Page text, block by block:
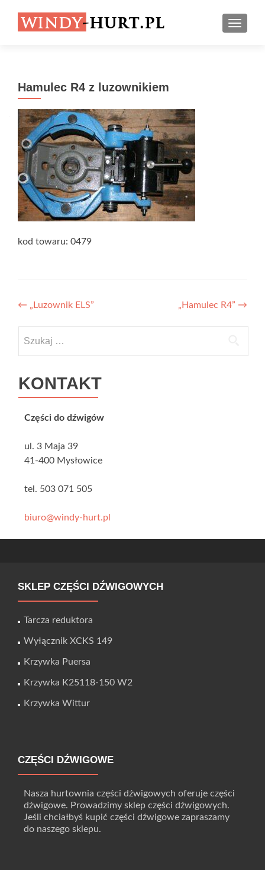
Hamulec R4 z luzownikiem
kod towaru: 0479
Zobacz wpisy
← „Luzownik ELS” „Hamulec R4” →
KONTAKT
Części do dźwigów
ul. 3 Maja 39
41-400 Mysłowice
tel. 503 071 505
biuro@windy-hurt.pl
SKLEP CZĘŚCI DŹWIGOWYCH
Tarcza reduktora
Wyłącznik XCKS 149
Krzywka Puersa
Krzywka K25118-150 W2
Krzywka Wittur
CZĘŚCI DŹWIGOWE
Nasza hurtownia części dźwigowych oferuje części
dźwigowe. Prowadzimy sklep części dźwigowych.
Jeśli chciałbyś kupić części dźwigowe zapraszamy
do naszego sklepu.